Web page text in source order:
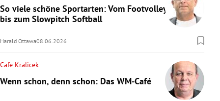
So viele schöne Sportarten: Vom Footvolley
bis zum Slowpitch Softball
Harald Ottawa08.06.2026
Cafe Kralicek
Wenn schon, denn schon: Das WM-Café